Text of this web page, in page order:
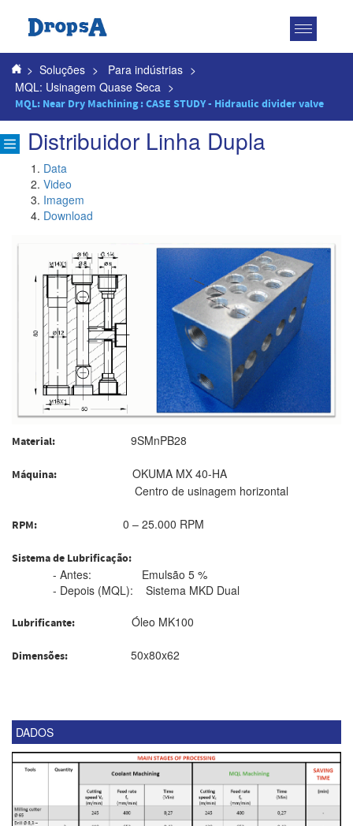
Toggle
> Soluções > Para indústrias >
MQL: Usinagem Quase Seca >
MQL: Near Dry Machining : CASE STUDY - Hidraulic divider valve
Distribuidor Linha Dupla
Data
Video
Imagem
Download
Material: 9SMnPB28
Máquina: OKUMA MX 40-HA
Centro de usinagem horizontal
RPM: 0 – 25.000 RPM
Sistema de Lubrificação:
- Antes: Emulsão 5 %
- Depois (MQL): Sistema MKD Dual
Lubrificante: Óleo MK100
Dimensões: 50x80x62
DADOS